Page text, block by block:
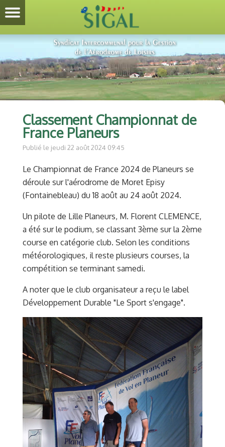
Classement Championnat de
France Planeurs
Publié le jeudi 22 août 2024 09:45
Le Championnat de France 2024 de Planeurs se
déroule sur l'aérodrome de Moret Episy
(Fontainebleau) du 18 août au 24 août 2024.
Un pilote de Lille Planeurs, M. Florent CLEMENCE,
a été sur le podium, se classant 3ème sur la 2ème
course en catégorie club. Selon les conditions
météorologiques, il reste plusieurs courses, la
compétition se terminant samedi.
A noter que le club organisateur a reçu le label
Développement Durable "Le Sport s'engage".